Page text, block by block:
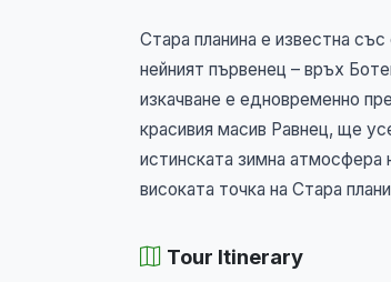
Стара планина е известна
нейният първенец – връх
изкачване е едновременно
красивия масив Равнец, ще
истинската зимна атмосфера
високата точка на Стара
Tour Itinerary